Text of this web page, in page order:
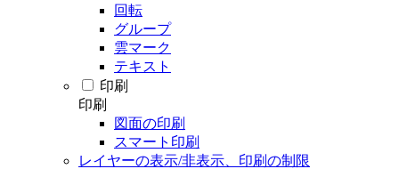
回転
グループ
雲マーク
テキスト
印刷
印刷
図面の印刷
スマート印刷
レイヤーの表示/非表示、印刷の制限